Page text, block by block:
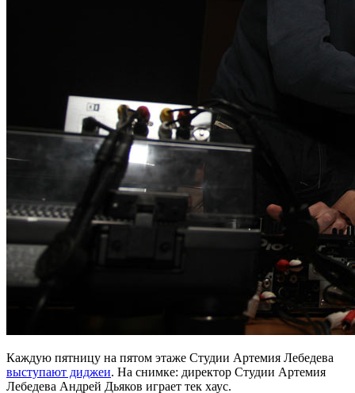
Каждую пятницу на пятом этаже Студии Артемия Лебедева
выступают диджеи. На снимке: директор Студии Артемия
Лебедева Андрей Дьяков играет тек хаус.